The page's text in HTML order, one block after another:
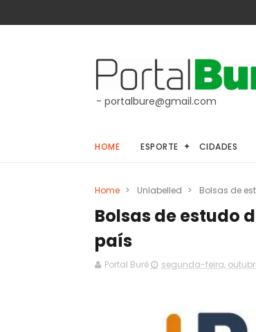
- portalbure@gmail.com
HOME ESPORTE CIDADES
Home > Unlabelled > Bolsas de
Bolsas de estudo
país
Portal Buré segunda-feira,